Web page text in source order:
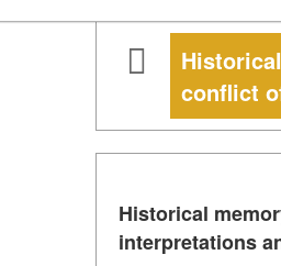
conflict
Historical
interpretations